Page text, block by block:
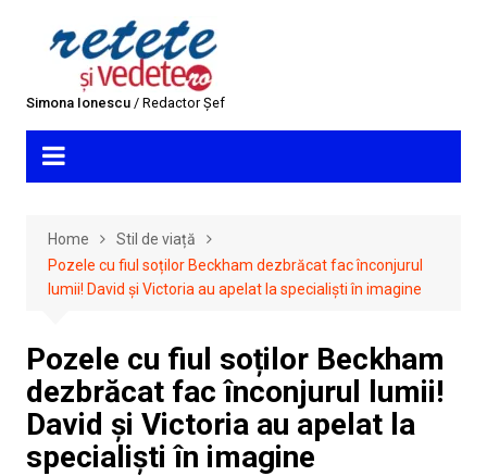
Simona Ionescu/ Redactor Șef
Home
Stil de viață
Pozele cu fiul soților Beckham dezbrăcat fac înconjurul
lumii! David și Victoria au apelat la specialiști în imagine
Pozele cu fiul soților Beckham
dezbrăcat fac înconjurul lumii!
David și Victoria au apelat la
specialiști în imagine